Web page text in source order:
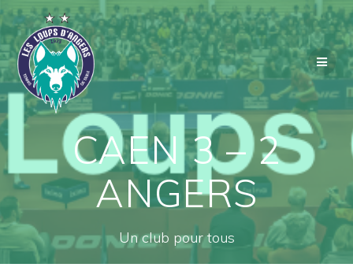
Passer
au
contenu
CAEN 3 – 2
ANGERS
Un club pour tous